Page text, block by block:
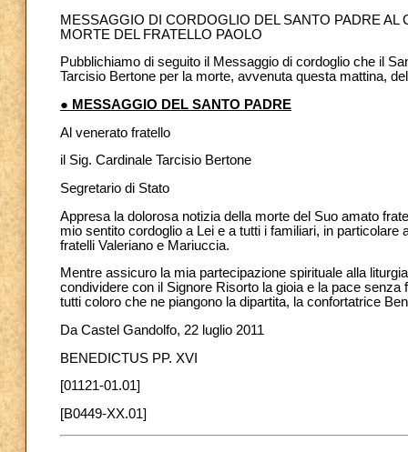
MESSAGGIO DI CORDOGLIO DEL SANTO PADRE
MORTE DEL FRATELLO PAOLO
Pubblichiamo di seguito il Messaggio di cordoglio che il
Tarcisio Bertone per la morte, avvenuta questa mattina,
● MESSAGGIO DEL SANTO PADRE
Al venerato fratello
il Sig. Cardinale Tarcisio Bertone
Segretario di Stato
Appresa la dolorosa notizia della morte del Suo amato
mio sentito cordoglio a Lei e a tutti i familiari, in
fratelli Valeriano e Mariuccia.
Mentre assicuro la mia partecipazione spirituale alla
condividere con il Signore Risorto la gioia e la pace
tutti coloro che ne piangono la dipartita, la confortatrice
Da Castel Gandolfo, 22 luglio 2011
BENEDICTUS PP. XVI
[01121-01.01]
[B0449-XX.01]